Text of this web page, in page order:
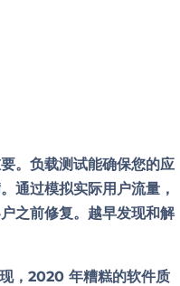
。负载测试能确保您的应
通过模拟实际用户流量，
之前修复。越早发现和解
，2020 年糟糕的软件质